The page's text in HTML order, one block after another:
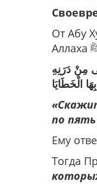
От Абу
مِنْ دَرَنِهِ
الْخَطَايَا
по
Ему